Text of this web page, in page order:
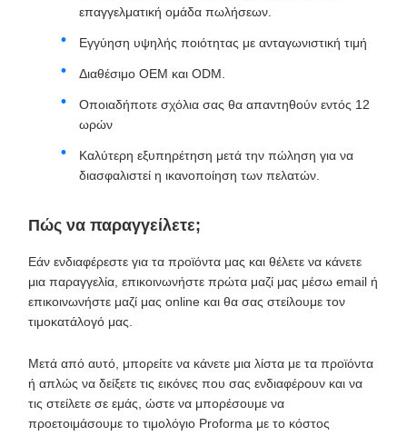
επαγγελματική ομάδα πωλήσεων.
Εγγύηση υψηλής ποιότητας με ανταγωνιστική τιμή
Διαθέσιμο OEM και ODM.
Οποιαδήποτε σχόλια σας θα απαντηθούν εντός 12
ωρών
Καλύτερη εξυπηρέτηση μετά την πώληση για να
διασφαλιστεί η ικανοποίηση των πελατών.
Πώς να παραγγείλετε;
Εάν ενδιαφέρεστε για τα προϊόντα μας και θέλετε να κάνετε
μια παραγγελία, επικοινωνήστε πρώτα μαζί μας μέσω email ή
επικοινωνήστε μαζί μας online και θα σας στείλουμε τον
τιμοκατάλογό μας.
Μετά από αυτό, μπορείτε να κάνετε μια λίστα με τα προϊόντα
ή απλώς να δείξετε τις εικόνες που σας ενδιαφέρουν και να
τις στείλετε σε εμάς, ώστε να μπορέσουμε να
προετοιμάσουμε το τιμολόγιο Proforma με το κόστος